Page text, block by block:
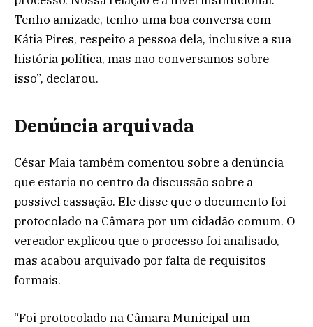
Tenho amizade, tenho uma boa conversa com
Kátia Pires, respeito a pessoa dela, inclusive a sua
história política, mas não conversamos sobre
isso”, declarou.
Denúncia arquivada
César Maia também comentou sobre a denúncia
que estaria no centro da discussão sobre a
possível cassação. Ele disse que o documento foi
protocolado na Câmara por um cidadão comum. O
vereador explicou que o processo foi analisado,
mas acabou arquivado por falta de requisitos
formais.
“Foi protocolado na Câmara Municipal um